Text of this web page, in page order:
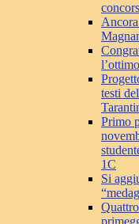
testi
Primo
1C
Si